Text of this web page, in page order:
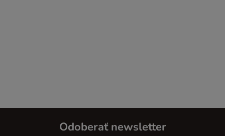
Odoberať newsletter